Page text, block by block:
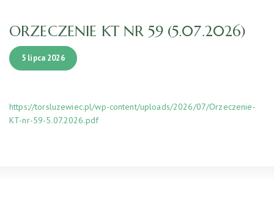
ORZECZENIE KT NR 59 (5.07.2026)
5 lipca 2026
https://torsluzewiec.pl/wp-content/uploads/2026/07/Orzeczenie-
KT-nr-59-5.07.2026.pdf